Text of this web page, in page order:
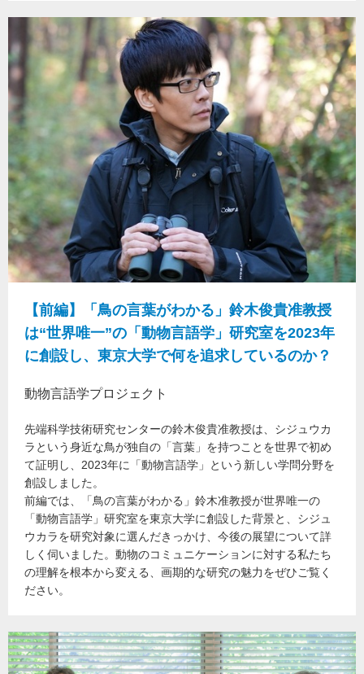
【前編】「鳥の言葉がわかる」鈴木俊貴准教授
は“世界唯一”の「動物言語学」研究室を2023年
に創設し、東京大学で何を追求しているのか？
動物言語学プロジェクト
先端科学技術研究センターの鈴木俊貴准教授は、シジュウカ
ラという身近な鳥が独自の「言葉」を持つことを世界で初め
て証明し、2023年に「動物言語学」という新しい学問分野を
創設しました。
前編では、「鳥の言葉がわかる」鈴木准教授が世界唯一の
「動物言語学」研究室を東京大学に創設した背景と、シジュ
ウカラを研究対象に選んだきっかけ、今後の展望について詳
しく伺いました。動物のコミュニケーションに対する私たち
の理解を根本から変える、画期的な研究の魅力をぜひご覧く
ださい。